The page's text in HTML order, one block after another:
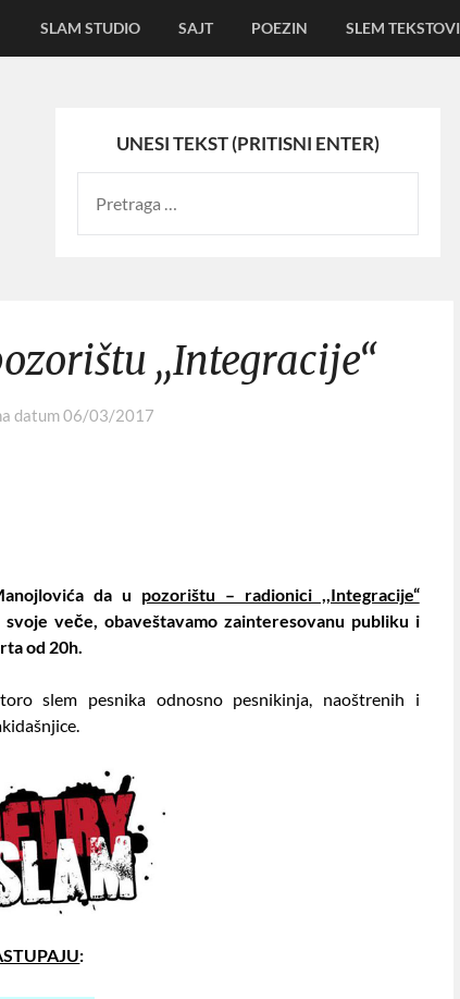
SLAM STUDIO SAJT POEZIN SLEM TEKSTOVI
UNESI TEKST (PRITISNI ENTER)
,,Integracije“
datum06/03/2017
da u pozorištu – radionici ,,Integracije“
veče, obaveštavamo zainteresovanu publiku i
od 20h.
slem pesnika odnosno pesnikinja, naoštrenih i
: